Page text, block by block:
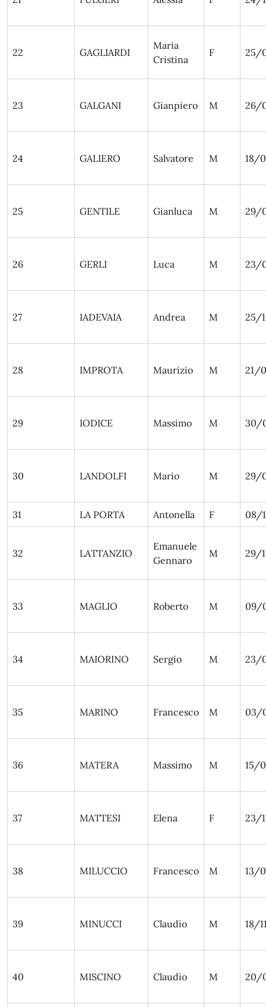
22 GAGLIARDI
Maria
Cristina
F 25/
23 GALGANI Gianpiero M 26/
24 GALIERO Salvatore M 18/
25 GENTILE Gianluca M 29/
26 GERLI Luca M 23/
27 IADEVAIA Andrea M 25/
28 IMPROTA Maurizio M 21/
29 IODICE Massimo M 30/
30 LANDOLFI Mario M 29/
31 LA PORTA Antonella F 08/
32 LATTANZIO
Emanuele
Gennaro
M 29/
33 MAGLIO Roberto M 09/
34 MAIORINO Sergio M 23/
35 MARINO Francesco M 03/
36 MATERA Massimo M 15/
37 MATTESI Elena F 23/
38 MILUCCIO Francesco M 13/
39 MINUCCI Claudio M 18/
40 MISCINO Claudio M 20/